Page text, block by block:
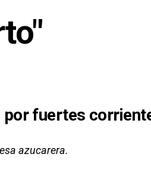
por fuertes
azucarera.